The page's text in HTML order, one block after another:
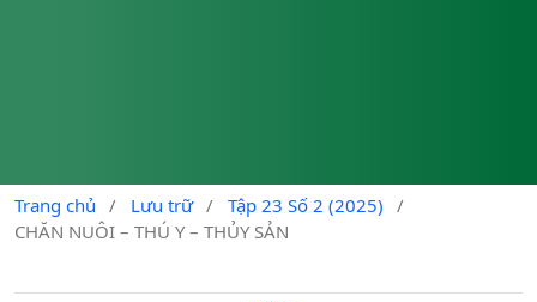
Trang chủ / Lưu trữ / Tập 23 Số 2 (2025)
/
CHĂN NUÔI – THÚ Y – THỦY SẢN